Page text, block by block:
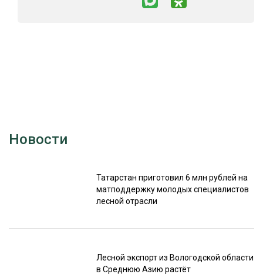
Новости
Татарстан приготовил 6 млн рублей на
матподдержку молодых специалистов
лесной отрасли
Лесной экспорт из Вологодской области
в Среднюю Азию растёт